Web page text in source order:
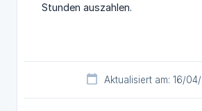
Stunden auszahlen.
Aktualisiert am: 16/